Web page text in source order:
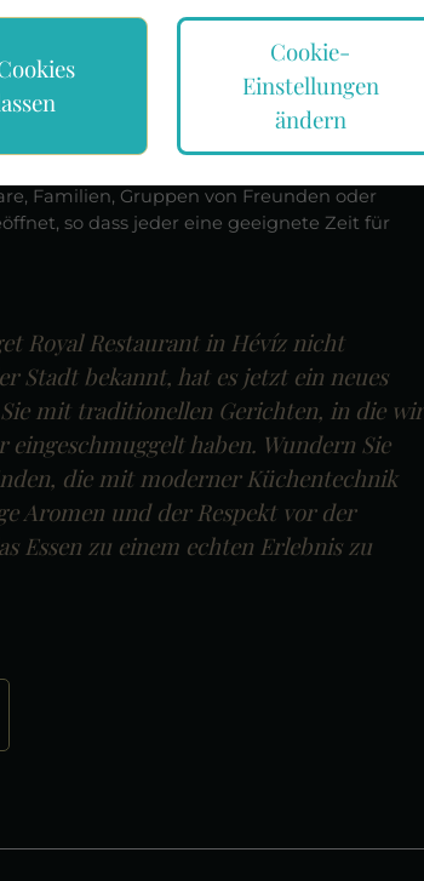
Besuchen Sie den
Region, in dem Spaß und Adrenalin
und ist ein ideales Ausflugsziel für Jung
Familien, Gruppen von Freunden oder
so dass jeder eine geeignete Zeit für
Royal Restaurant in Hévíz nicht
Stadt bekannt, hat es jetzt ein neues
mit traditionellen Gerichten, in die wir
haben. Wundern Sie
die mit moderner Küchentechnik
Aromen und der Respekt vor der
Essen zu einem echten Erlebnis zu
Cookie-
Einstellungen
ändern